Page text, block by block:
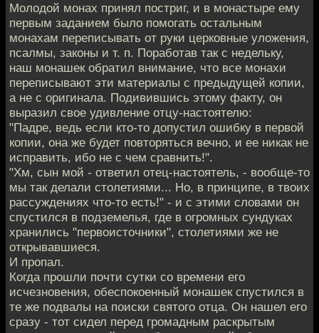
Молодой монах принял постриг, и в монастыре ему
первым заданием было помогать остальным
монахам переписывать от руки церковные уложения,
псалмы, законы и т. п. Поработав так с недельку,
наш монашек обратил внимание, что все монахи
переписывают эти материалы с предыдущей копии,
а не с оригинала. Подивившись этому факту, он
выразил свое удивление отцу-настоятелю:
"Падре, ведь если кто-то допустил ошибку в первой
копии, она же будет повторяться вечно, и ее никак не
исправить, ибо не с чем сравнить!".
"Хм, сын мой - ответил отец-настоятель, - вообще-то
мы так делали столетиями... Но, в принципе, в твоих
рассуждениях что-то есть!" - и с этими словами он
спустился в подземелья, где в огромных сундуках
хранились "первоисточники", столетиями же не
открывавшиеся.
И пропал.
Когда прошли почти сутки со времени его
исчезновения, обеспокоенный монашек спустился в
те же подвалы на поиски святого отца. Он нашел его
сразу - тот сидел перед громадным раскрытым